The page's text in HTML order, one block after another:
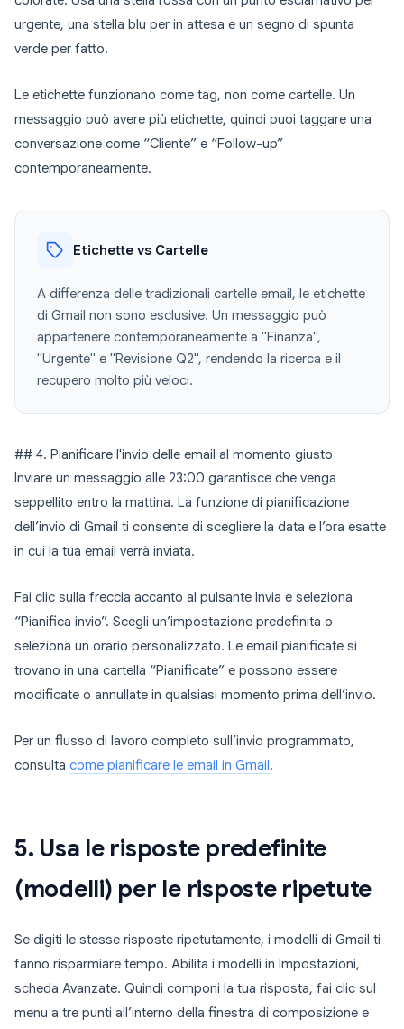
urgente, una stella blu per in attesa e un segno di spunta
verde per fatto.
Le etichette funzionano come tag, non come cartelle. Un
messaggio può avere più etichette, quindi puoi taggare una
conversazione come “Cliente” e “Follow-up”
contemporaneamente.
Etichette vs Cartelle
A differenza delle tradizionali cartelle email, le etichette
di Gmail non sono esclusive. Un messaggio può
appartenere contemporaneamente a "Finanza",
"Urgente" e "Revisione Q2", rendendo la ricerca e il
recupero molto più veloci.
## 4. Pianificare l'invio delle email al momento giusto
Inviare un messaggio alle 23:00 garantisce che venga
seppellito entro la mattina. La funzione di pianificazione
dell’invio di Gmail ti consente di scegliere la data e l’ora esatte
in cui la tua email verrà inviata.
Fai clic sulla freccia accanto al pulsante Invia e seleziona
“Pianifica invio”. Scegli un’impostazione predefinita o
seleziona un orario personalizzato. Le email pianificate si
trovano in una cartella “Pianificate” e possono essere
modificate o annullate in qualsiasi momento prima dell’invio.
Per un flusso di lavoro completo sull’invio programmato,
consulta come pianificare le email in Gmail .
5. Usa le risposte predefinite
(modelli) per le risposte ripetute
Se digiti le stesse risposte ripetutamente, i modelli di Gmail ti
fanno risparmiare tempo. Abilita i modelli in Impostazioni,
scheda Avanzate. Quindi componi la tua risposta, fai clic sul
menu a tre punti all’interno della finestra di composizione e